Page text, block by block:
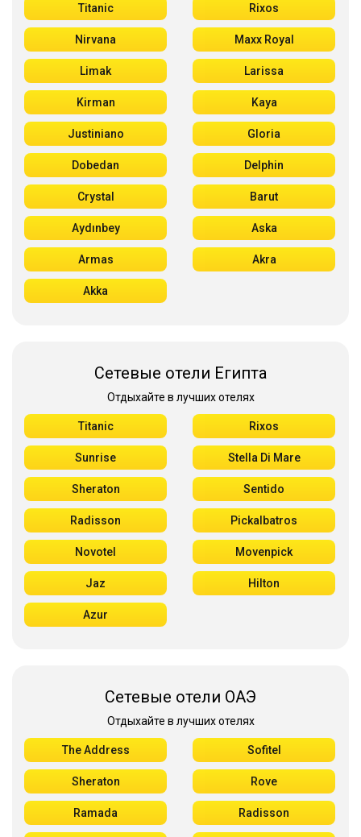
Titanic Rixos
Nirvana Maxx Royal
Limak Larissa
Kirman Kaya
Justiniano Gloria
Dobedan Delphin
Crystal Barut
Aydınbey Aska
Armas Akra
Akka
Сетевые отели Египта
Отдыхайте в лучших отелях
Titanic Rixos
Sunrise Stella Di Mare
Sheraton Sentido
Radisson Pickalbatros
Novotel Movenpick
Jaz Hilton
Azur
Сетевые отели ОАЭ
Отдыхайте в лучших отелях
The Address Sofitel
Sheraton Rove
Ramada Radisson